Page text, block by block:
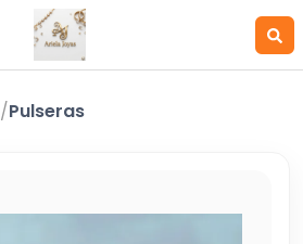
/Pulseras